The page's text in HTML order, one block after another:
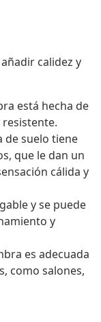
calidez y
está hecha de
resistente.
de suelo tiene
que le dan un
cálida y
y se puede
y
es adecuada
como salones,